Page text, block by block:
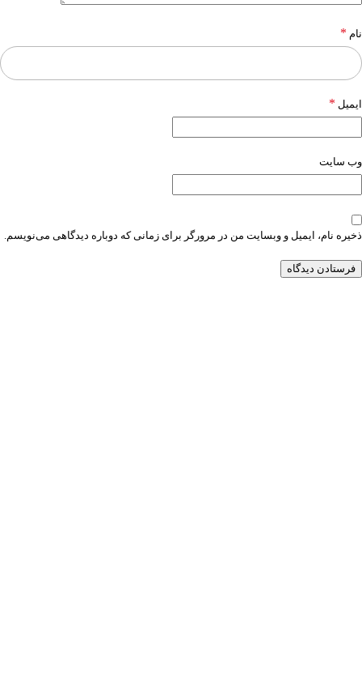
نام *
ایمیل *
وب‌ سایت
ذخیره نام، ایمیل و وبسایت من در مرورگر برای زمانی که دوباره دیدگاهی می‌نویسم.